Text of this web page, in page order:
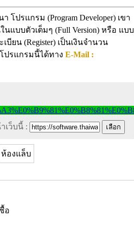
โปรแกรม (Program Developer) เขา
บบตัวเต็มๆ (Full Version) หรือ แบบ
บียน (Register) เป็นเงินจำนวน
ปรแกรมนี้ได้ทาง E-Mail :
เว็บนี้ :
ห้องแล็บ
อ